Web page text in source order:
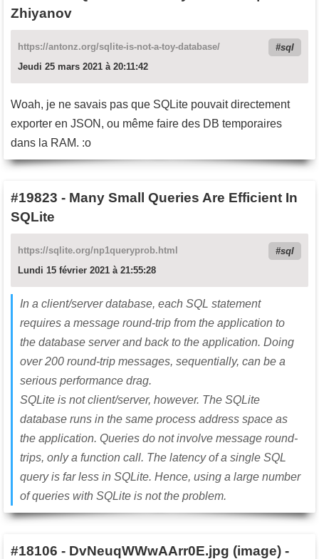
Zhiyanov
https://antonz.org/sqlite-is-not-a-toy-database/
sql
Jeudi 25 mars 2021 à 20:11:42
Woah, je ne savais pas que SQLite pouvait directement
exporter en JSON, ou même faire des DB temporaires
dans la RAM. :o
#19823 - Many Small Queries Are Efficient In
SQLite
https://sqlite.org/np1queryprob.html
sql
Lundi 15 février 2021 à 21:55:28
In a client/server database, each SQL statement
requires a message round-trip from the application to
the database server and back to the application. Doing
over 200 round-trip messages, sequentially, can be a
serious performance drag.
SQLite is not client/server, however. The SQLite
database runs in the same process address space as
the application. Queries do not involve message round-
trips, only a function call. The latency of a single SQL
query is far less in SQLite. Hence, using a large number
of queries with SQLite is not the problem.
#18106 - DvNeuqWWwAArr0E.jpg (image) -